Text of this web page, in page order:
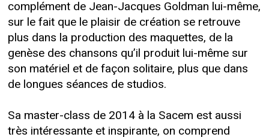
complément de Jean-Jacques Goldman lui-même,
sur le fait que le plaisir de création se retrouve
plus dans la production des maquettes, de la
genèse des chansons qu’il produit lui-même sur
son matériel et de façon solitaire, plus que dans
de longues séances de studios.
Sa master-class de 2014 à la Sacem est aussi
très intéressante et inspirante, on comprend